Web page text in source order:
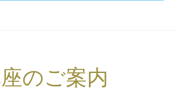
のご案内